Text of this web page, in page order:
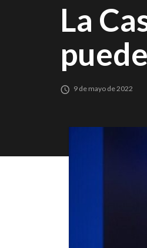
La
9 de mayo de 2022